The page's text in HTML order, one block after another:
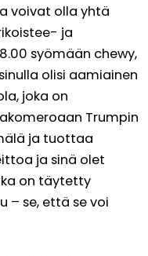
voivat olla yhtä
ja
syömään chewy,
olisi aamiainen
joka on
Trumpin
ja tuottaa
ja sinä olet
on täytetty
– se, että se voi